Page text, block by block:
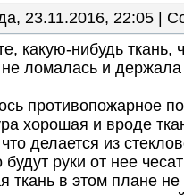
23.11.2016, 22:05 |
какую-нибудь ткань,
не ломалась и
противопожарное
хорошая и вроде
делается из
руки от нее
ткань в этом плане не